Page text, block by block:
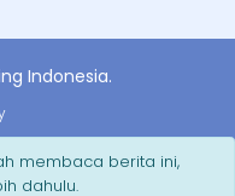
membaca berita ini,
dahulu.
Indonesia.